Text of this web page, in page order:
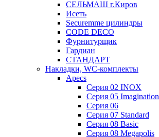
СЕЛЬМАШ г.Киров
Исеть
Securemme цилиндры
CODE DECO
Фурнитурщик
Гардиан
СТАНДАРТ
Накладки, WC-комплекты
Apecs
Cерия 02 INOX
Cерия 05 Imagination
Cерия 06
Cерия 07 Standard
Cерия 08 Basic
Cерия 08 Megapolis